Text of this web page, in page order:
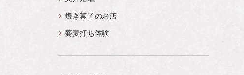
焼き菓子のお店
蕎麦打ち体験